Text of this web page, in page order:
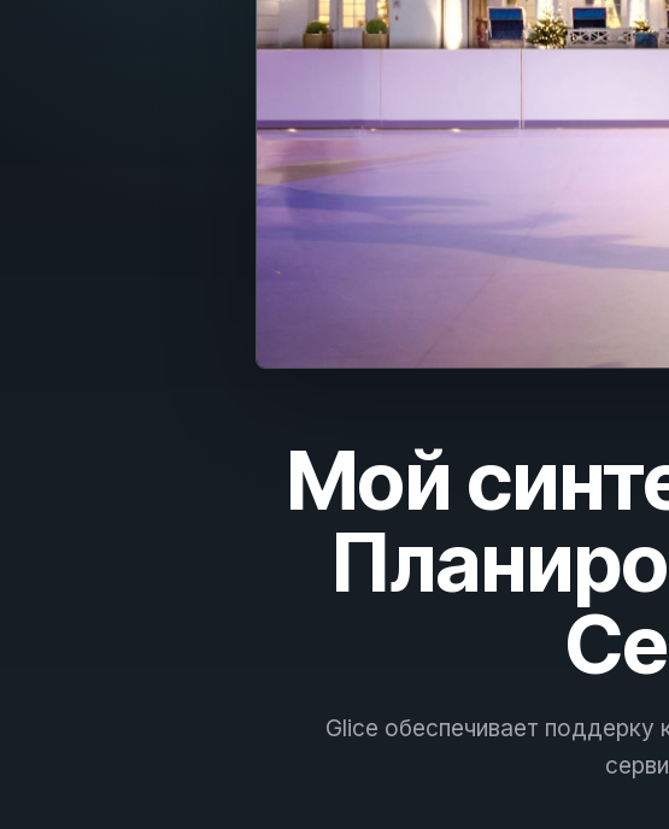
Nederlands
Español
Dansk
Čeština
Magyar
Română
Мой
Glice обеспечивает поддерку